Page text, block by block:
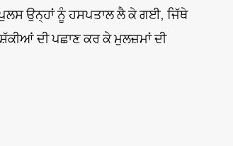
ਉਨ੍ਹਾਂ ਨੂੰ ਹਸਪਤਾਲ ਲੈ ਕੇ ਗਈ, ਜਿੱਥੇ
ਦੀ ਪਛਾਣ ਕਰ ਕੇ ਮੁਲਜ਼ਮਾਂ ਦੀ